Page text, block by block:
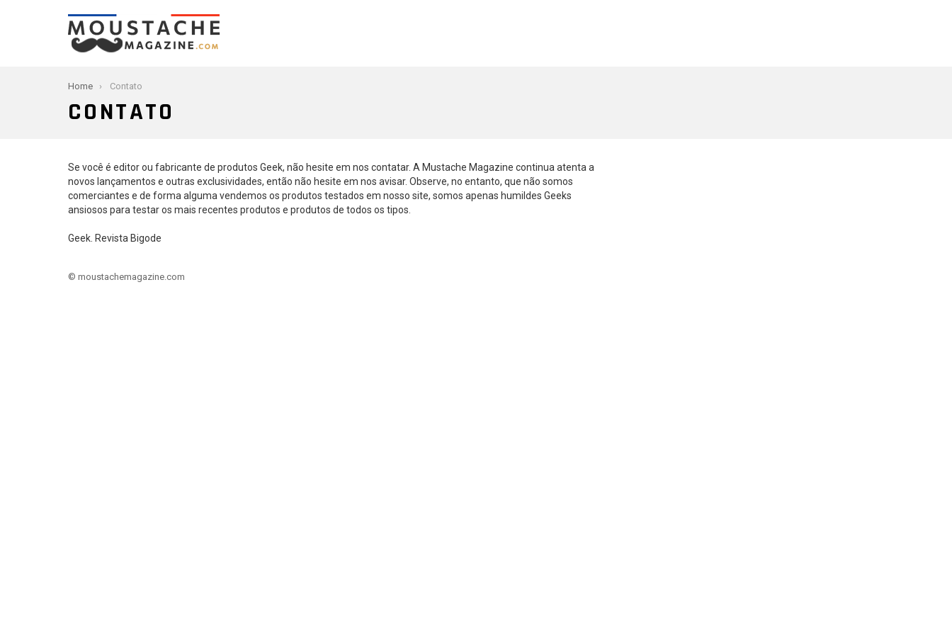
You are here:
Home Contato
CONTATO
Se você é editor ou fabricante de produtos Geek, não hesite em nos contatar. A Mustache Magazine continua atenta a
novos lançamentos e outras exclusividades, então não hesite em nos avisar. Observe, no entanto, que não somos
comerciantes e de forma alguma vendemos os produtos testados em nosso site, somos apenas humildes Geeks
ansiosos para testar os mais recentes produtos e produtos de todos os tipos.
Geek. Revista Bigode
© moustachemagazine.com